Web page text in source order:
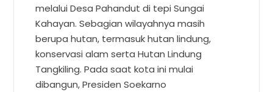
melalui Desa Pahandut di tepi Sungai
Kahayan. Sebagian wilayahnya masih
berupa hutan, termasuk hutan lindung,
konservasi alam serta Hutan Lindung
Tangkiling. Pada saat kota ini mulai
dibangun, Presiden Soekarno